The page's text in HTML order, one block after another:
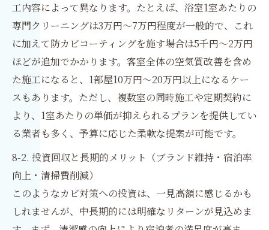
工内容によって異なります。たとえば、浴室1室あたりの
専門クリーニングは3万円〜7万円程度が一般的で、これ
に加えて防カビコーティングを施す場合は5千円〜2万円
ほどが追加でかかります。客室全体の空気質改善を含め
た施工になると、1部屋10万円〜20万円以上になるケー
スもあります。ただし、複数室の同時施工や定期契約に
より、1室あたりの単価が抑えられるプランを提供してい
る業者も多く、予算に応じた柔軟な提案が可能です。
8-2. 投資回収と長期的メリット（ブランド維持・宿泊率
向上・清掃費削減）
このようなカビ対策への投資は、一見高額に感じるかも
しれませんが、中長期的には明確なリターンが見込めま